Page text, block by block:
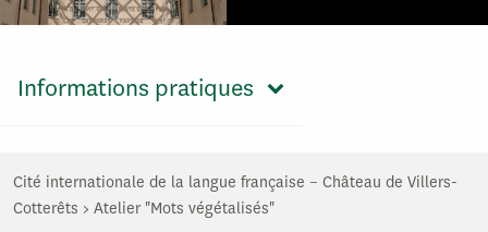
Informations pratiques
Cité internationale de la langue française – Château de Villers-
Cotterêts > Atelier "Mots végétalisés"